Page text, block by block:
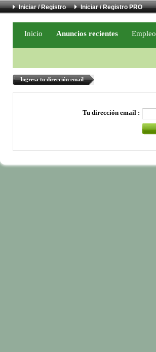
Iniciar / Registro Iniciar / Registro PRO
Inicio Anuncios recientes Empleo
Ingresa tu dirección email
Tu dirección email :